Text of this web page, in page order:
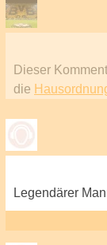
Dieser
die
Legendärer